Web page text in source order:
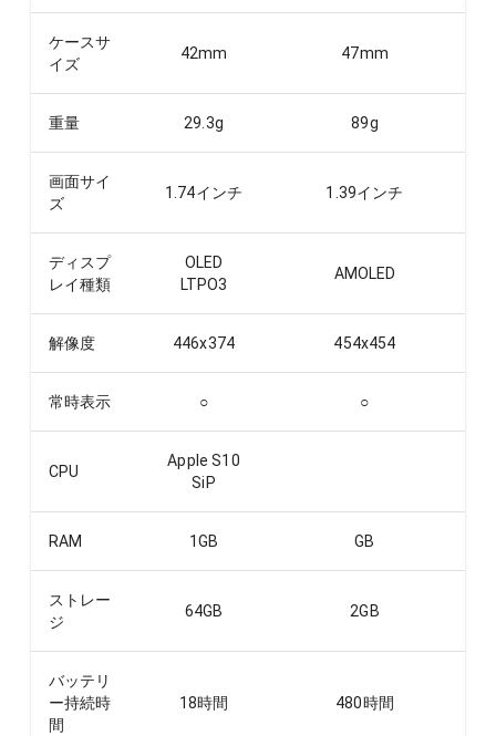
ケースサ
イズ
42mm 47mm
重量 29.3g 89g
画面サイ
ズ
1.74インチ 1.39インチ
ディスプ
レイ種類
OLED
LTPO3
AMOLED
解像度 446x374 454x454
常時表示 ○ ○
CPU
Apple S10
SiP
RAM 1GB GB
ストレー
ジ
64GB 2GB
バッテリ
ー持続時
間
18時間 480時間